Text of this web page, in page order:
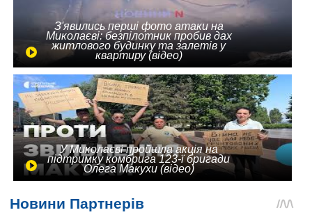
З'явились перші фото атаки на
Миколаєві: безпілотник пробив дах
житлового будинку та залетів у
квартиру (відео)
У Миколаєві пройшла акція на
підтримку комбрига 123-ї бригади
Олега Макухи (відео)